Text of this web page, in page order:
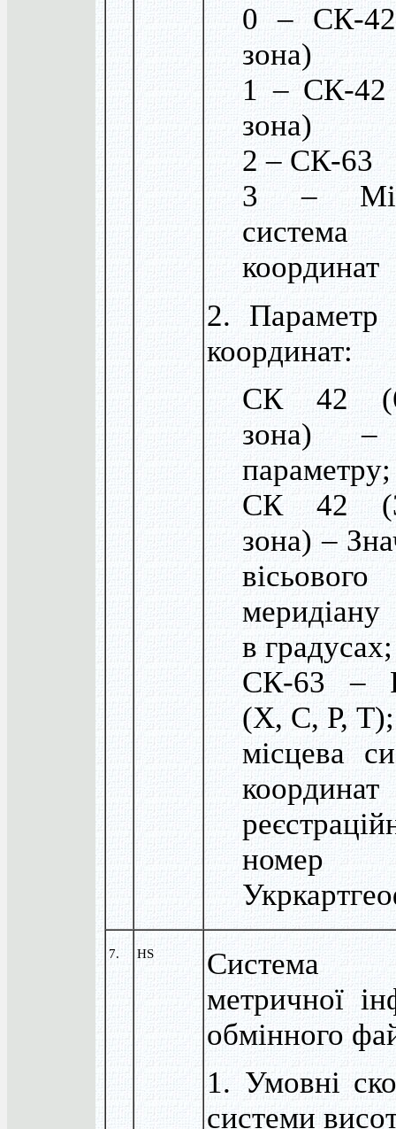
0 – СК-
зона)
1 – СК-42
зона)
2 – СК-63
3 –
система
координат
2. Параметр
координат:
СК 42
зона) –
параметру;
СК 42
зона) –
вісьового
в градусах;
СК-63 –
(Х, С, Р, Т);
місцева
7. HS
Система
метричної
обмінного
1. Умовні
системи